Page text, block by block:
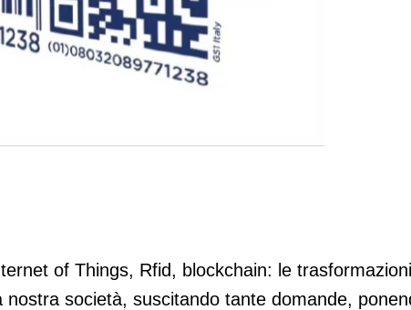
di codici a barre
of Things, Rfid, blockchain: le trasformazioni
società, suscitando tante domande,